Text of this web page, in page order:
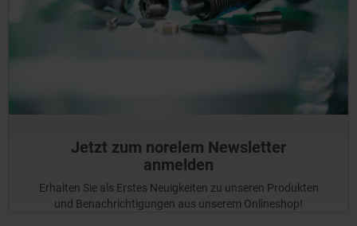
Jetzt zum norelem Newsletter
anmelden
Erhalten Sie als Erstes Neuigkeiten zu unseren Produkten
und Benachrichtigungen aus unserem Onlineshop!